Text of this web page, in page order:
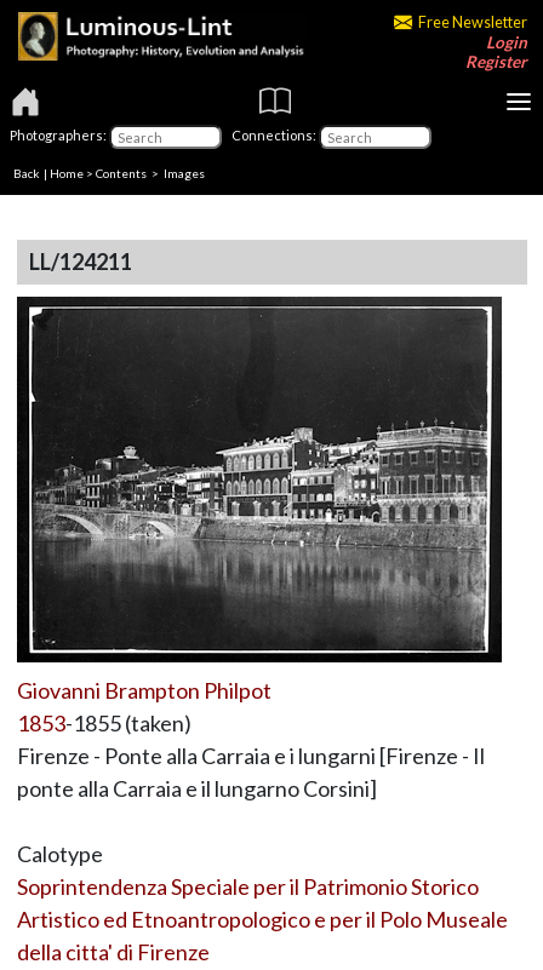
Free Newsletter
Login
Register
Photographers: Connections:
Back | Home > Contents > Images
LL/124211
Giovanni Brampton Philpot
1853-1855 (taken)
Firenze - Ponte alla Carraia e i lungarni [Firenze - Il
ponte alla Carraia e il lungarno Corsini]
Calotype
Soprintendenza Speciale per il Patrimonio Storico
Artistico ed Etnoantropologico e per il Polo Museale
della citta' di Firenze